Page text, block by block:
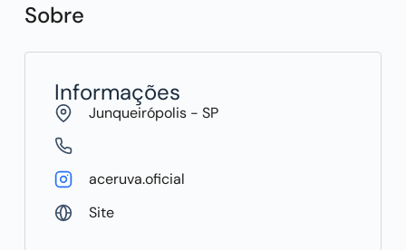
Sobre
Informações
Junqueirópolis - SP
aceruva.oficial
Site